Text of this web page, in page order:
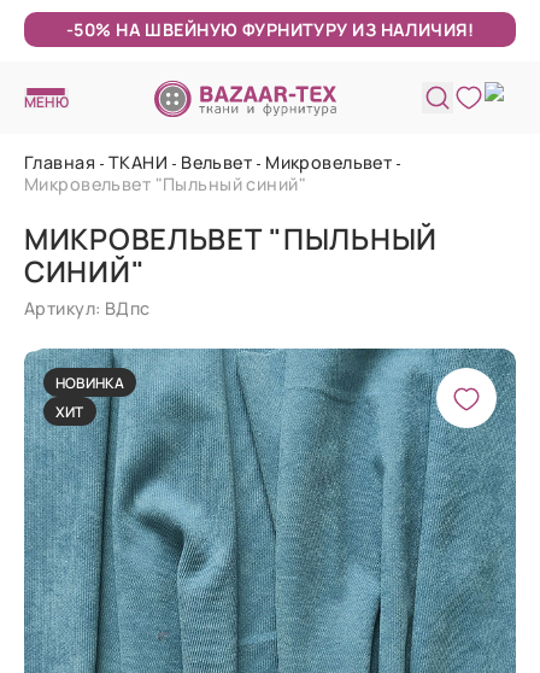
-50% НА ШВЕЙНУЮ ФУРНИТУРУ ИЗ НАЛИЧИЯ!
МЕНЮ
Главная ТКАНИ Вельвет
Микровельвет
Микровельвет "Пыльный синий"
МИКРОВЕЛЬВЕТ "ПЫЛЬНЫЙ
СИНИЙ"
Артикул: ВДпс
НОВИНКА
ХИТ